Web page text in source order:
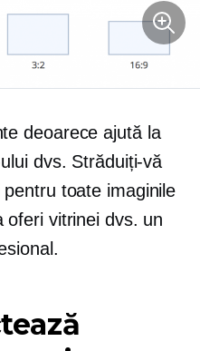
deoarece ajută la
dvs. Străduiți-vă
toate imaginile
oferi vitrinei dvs. un